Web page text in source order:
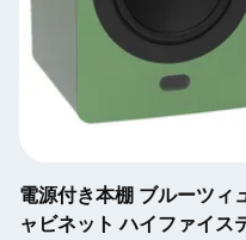
電源付き本棚 ブルーツィ
ャビネット ハイファイス